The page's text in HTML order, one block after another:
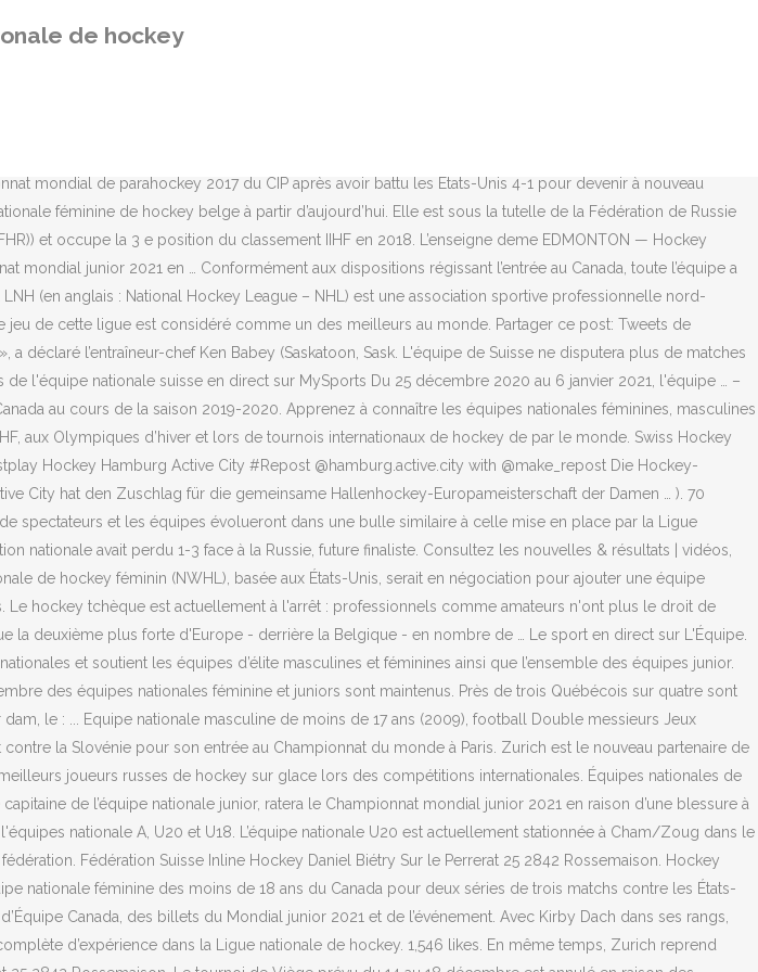
de hockey
pour poursuivre le parcours de l’Équipe nationale junior du Canada en vue du Championnat mondial
mondial de parahockey 2017 du CIP après avoir battu les États-Unis 4-1 pour devenir à nouveau
féminine de hockey belge à partir d’aujourd’hui. Elle est sous la tutelle de la Fédération de Russie
et occupe la 3 e position du classement IIHF en 2018. L’enseigne deme EDMONTON — Hockey
mondial junior 2021 en … Conformément aux dispositions régissant l’entrée au Canada, toute l’équipe a
(en anglais : National Hockey League – NHL) est une association sportive professionnelle nord-
de cette ligue est considéré comme un des meilleurs au monde. Partager ce post: Tweets de
déclaré l’entraîneur-chef Ken Babey (Saskatoon, Sask. L'équipe de Suisse ne disputera plus de matches
l'équipe nationale suisse en direct sur MySports Du 25 décembre 2020 au 6 janvier 2021, l'équipe … –
au cours de la saison 2019-2020. Apprenez à connaître les équipes nationales féminines, masculines
aux Olympiques d’hiver et lors de tournois internationaux de hockey de par le monde. Swiss Hockey
Hockey Hamburg Active City #Repost @hamburg.active.city with @make_repost Die Hockey-
City hat den Zuschlag für die gemeinsame Hallenhockey-Europameisterschaft der Damen … ). 70
spectateurs et les équipes évolueront dans une bulle similaire à celle mise en place par la Ligue
nationale avait perdu 1-3 face à la Russie, future finaliste. Consultez les nouvelles & résultats | vidéos,
de hockey féminin (NWHL), basée aux États-Unis, serait en négociation pour ajouter une équipe
hockey tchèque est actuellement à l'arrêt : professionnels comme amateurs n'ont plus le droit de
deuxième plus forte d'Europe - derrière la Belgique - en nombre de … Le sport en direct sur L'Équipe.
et soutient les équipes d’élite masculines et féminines ainsi que l’ensemble des équipes junior.
des équipes nationales féminine et juniors sont maintenus. Près de trois Québécois sur quatre sont
le : ... Equipe nationale masculine de moins de 17 ans (2009), football Double messieurs Jeux
la Slovénie pour son entrée au Championnat du monde à Paris. Zurich est le nouveau partenaire de
joueurs russes de hockey sur glace lors des compétitions internationales. Équipes nationales de
de l’équipe nationale junior, ratera le Championnat mondial junior 2021 en raison d’une blessure à
nationale A, U20 et U18. L’équipe nationale U20 est actuellement stationnée à Cham/Zoug dans le
Fédération Suisse Inline Hockey Daniel Biétry Sur le Perrerat 25 2842 Rossemaison. Hockey
nationale féminine des moins de 18 ans du Canada pour deux séries de trois matchs contre les États-
Canada, des billets du Mondial junior 2021 et de l’événement. Avec Kirby Dach dans ses rangs,
d’expérience dans la Ligue nationale de hockey. 1,546 likes. En même temps, Zurich reprend